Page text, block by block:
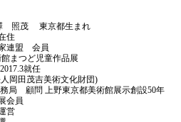
照茂 東京都生まれ
住
家連盟 会員
館まつど児童作品展
就任
岡田茂吉美術文化財団)
務局 顧問 上野東京都美術館展示創設50年
会員
営